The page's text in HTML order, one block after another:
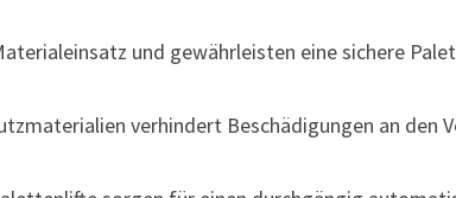
und gewährleisten eine sichere
verhindert Beschädigungen an den